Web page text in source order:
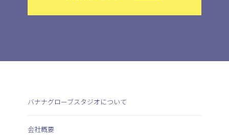
バナナグローブスタジオについて
会社概要